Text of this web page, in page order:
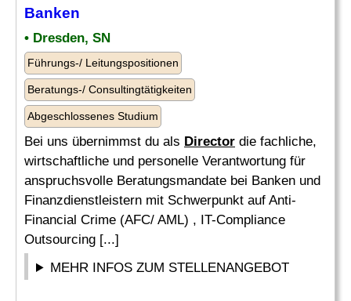
Banken
• Dresden, SN
Führungs-/ Leitungspositionen
Beratungs-/ Consultingtätigkeiten
Abgeschlossenes Studium
Bei uns übernimmst du als Director die fachliche,
wirtschaftliche und personelle Verantwortung für
anspruchsvolle Beratungsmandate bei Banken und
Finanzdienstleistern mit Schwerpunkt auf Anti-
Financial Crime (AFC/ AML) , IT-Compliance
Outsourcing [...]
MEHR INFOS ZUM STELLENANGEBOT